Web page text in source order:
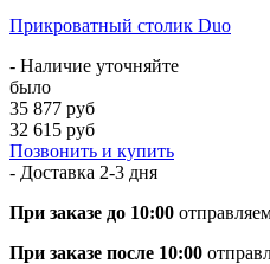
Прикроватный столик Duo
- Наличие уточняйте
было
35 877 руб
32 615 руб
Позвонить и купить
- Доставка 2-3 дня
При заказе до 10:00
При заказе после 10:00